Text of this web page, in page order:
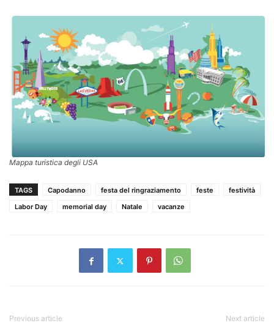
Mappa turistica degli USA
TAGS Capodanno festa del ringraziamento feste
festività
Labor Day
memorial day Natale vacanze
Previous article Next article